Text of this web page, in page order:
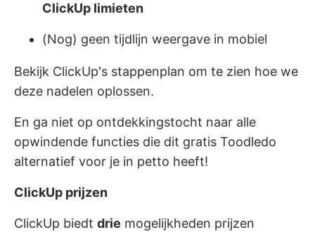
ClickUp limieten
(Nog) geen tijdlijn weergave in mobiel
Bekijk ClickUp's stappenplan om te zien hoe we
deze nadelen oplossen.
En ga niet op ontdekkingstocht naar alle
opwindende functies die dit gratis Toodledo
alternatief voor je in petto heeft!
ClickUp prijzen
ClickUp biedt drie mogelijkheden prijzen